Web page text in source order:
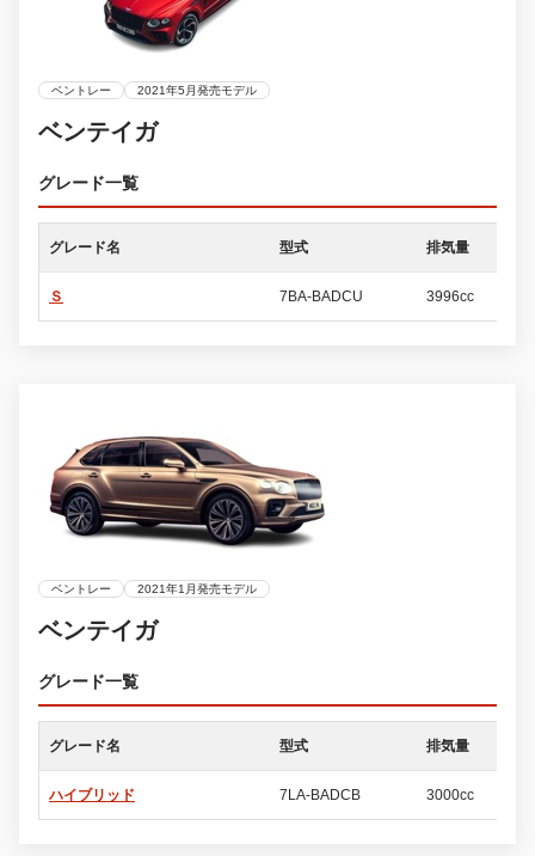
ベントレー 2021年5月発売モデル
ベンテイガ
グレード一覧
グレード名 型式 排気量
Ｓ 7BA-BADCU 3996cc
ベントレー 2021年1月発売モデル
ベンテイガ
グレード一覧
グレード名 型式 排気量
ハイブリッド 7LA-BADCB 3000cc